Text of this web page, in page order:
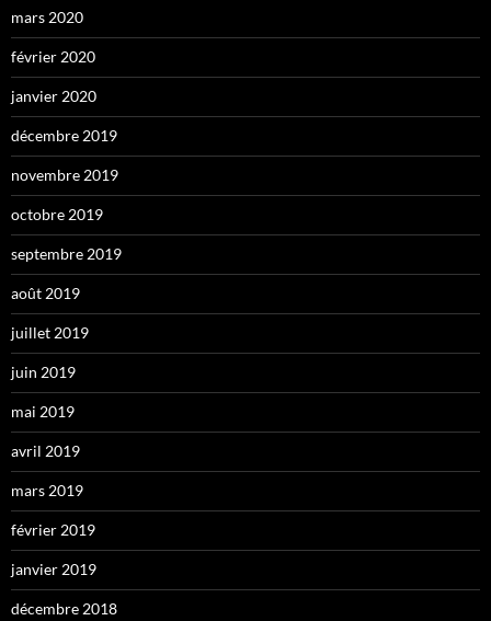
mars 2020
février 2020
janvier 2020
décembre 2019
novembre 2019
octobre 2019
septembre 2019
août 2019
juillet 2019
juin 2019
mai 2019
avril 2019
mars 2019
février 2019
janvier 2019
décembre 2018